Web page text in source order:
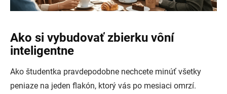
Ako si vybudovať zbierku vôní
inteligentne
Ako študentka pravdepodobne nechcete minúť všetky
peniaze na jeden flakón, ktorý vás po mesiaci omrzí.